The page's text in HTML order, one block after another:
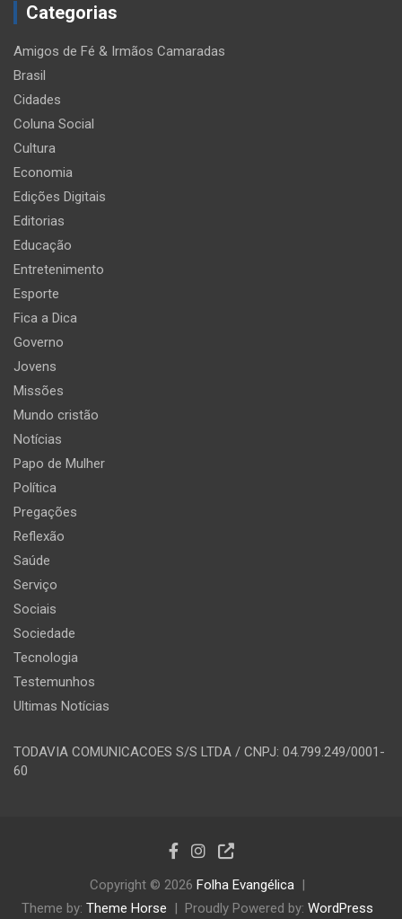
Categorias
Amigos de Fé & Irmãos Camaradas
Brasil
Cidades
Coluna Social
Cultura
Economia
Edições Digitais
Editorias
Educação
Entretenimento
Esporte
Fica a Dica
Governo
Jovens
Missões
Mundo cristão
Notícias
Papo de Mulher
Política
Pregações
Reflexão
Saúde
Serviço
Sociais
Sociedade
Tecnologia
Testemunhos
Ultimas Notícias
TODAVIA COMUNICACOES S/S LTDA / CNPJ: 04.799.249/0001-
60
Copyright © 2026 Folha Evangélica
Theme by: Theme Horse Proudly Powered by: WordPress